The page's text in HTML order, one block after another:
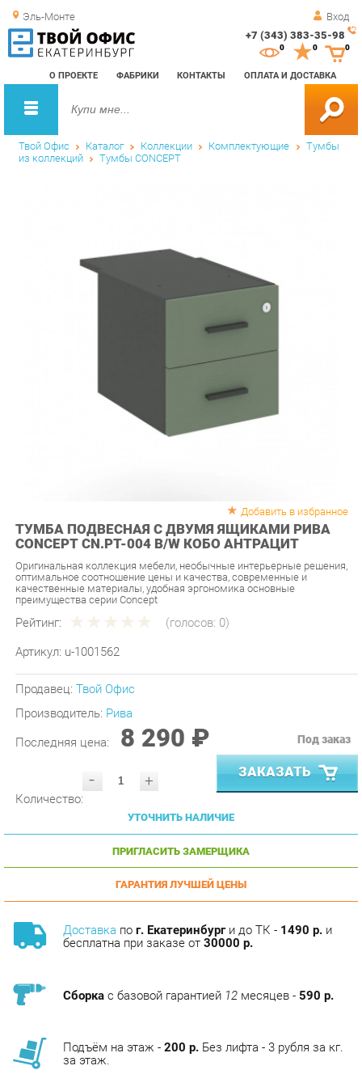
Эль-Монте Вход
+7 (343) 383-35-98
О ПРОЕКТЕ ФАБРИКИ КОНТАКТЫ ОПЛАТА И ДОСТАВКА
0 0
Твой Офис Каталог Коллекции Комплектующие Тумбы
из коллекций Тумбы CONCEPT
ТУМБА ПОДВЕСНАЯ С ДВУМЯ ЯЩИКАМИ РИВА
CONCEPT CN.PT-004 B/W КОБО АНТРАЦИТ
Оригинальная коллекция мебели, необычные интерьерные решения,
оптимальное соотношение цены и качества, современные и
качественные материалы, удобная эргономика основные
преимущества серии Concept
Рейтинг: (голосов:
Артикул: u-1001562
Продавец:
Производитель:Рива
Последняя цена: 8 290 ₽
- +
ЗАКАЗАТЬ
УТОЧНИТЬ НАЛИЧИЕ
ПРИГЛАСИТЬ ЗАМЕРЩИКА
ГАРАНТИЯ ЛУЧШЕЙ ЦЕНЫ
по г. Екатеринбурги до ТК -
бесплатна при заказе от30000 р.
Подъём на этаж - 200 р. Без лифта - 3 рубля за кг.
АНАЛОГИ